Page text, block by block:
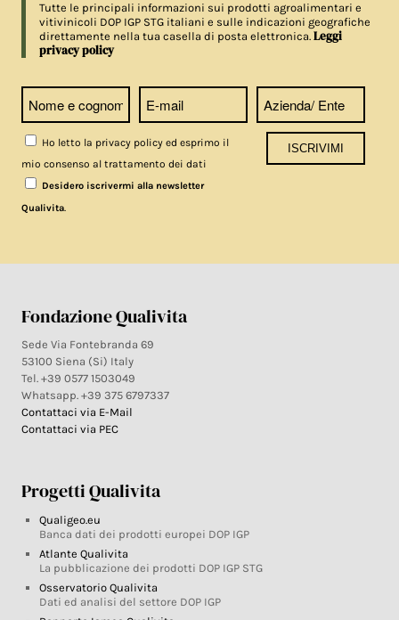
Tutte le principali informazioni sui prodotti agroalimentari e
vitivinicoli DOP IGP STG italiani e sulle indicazioni geografiche
direttamente nella tua casella di posta elettronica.Leggi
privacy policy
Ho letto la privacy policy ed esprimo il
mio consenso al trattamento dei dati
Desidero iscrivermi alla newsletter
Qualivita
Fondazione Qualivita
Sede Via Fontebranda 69
53100 Siena (Si) Italy
Tel. +39 0577 1503049
Whatsapp. +39 375 6797337
Contattaci via E-Mail
Contattaci via PEC
Progetti Qualivita
Qualigeo.eu
Banca dati dei prodotti europei DOP IGP
Atlante Qualivita
La pubblicazione dei prodotti DOP IGP STG
Osservatorio Qualivita
Dati ed analisi del settore DOP IGP